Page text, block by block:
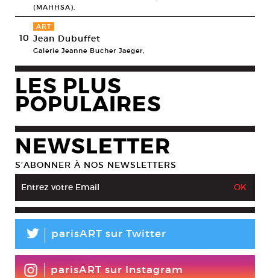
(MAHHSA),
10
ART
Jean Dubuffet
Galerie Jeanne Bucher Jaeger,
LES PLUS
POPULAIRES
NEWSLETTER
S’ABONNER À NOS NEWSLETTERS
L parisART sur Twitter
parisART sur Instagram